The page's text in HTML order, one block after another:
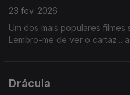
23 fev. 2026
Um dos mais populares
Lembro-me de ver o cartaz...
Drácula